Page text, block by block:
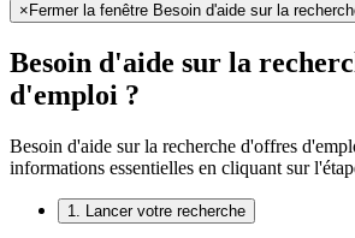
× Fermer la fenêtre Besoin d'aide sur la
Besoin d'aide sur la
d'emploi ?
Besoin d'aide sur la recherche d'offres
informations essentielles en cliquant sur
1. Lancer votre recherche